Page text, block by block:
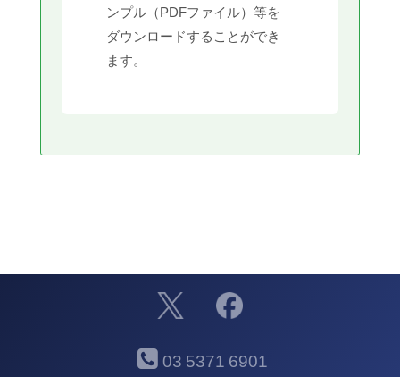
ンプル（PDFファイル）等を
ダウンロードすることができ
ます。
03-5371-6901